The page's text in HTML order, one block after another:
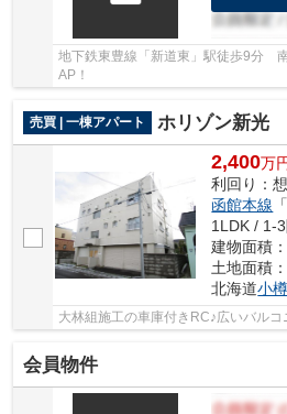
地下鉄東豊線「新道東」駅徒歩9分
AP！
売買 | 一棟アパート ホリゾン新光
2,400万
利回り：
函館本線
1LDK / 1-
建物面積
土地面積
北海道小
大林組施工の車庫付きRC♪広いバルコ
会員物件